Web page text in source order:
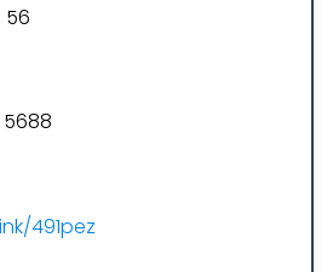
5688
491pez